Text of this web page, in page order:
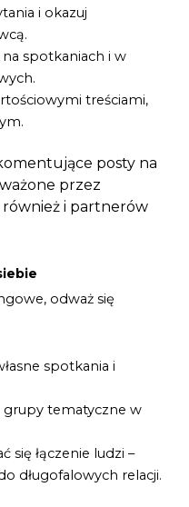
i okazuj
spotkaniach i w
treściami,
posty na
przez
i partnerów
odważ się
spotkania i
grupy tematyczne w
się łączenie ludzi –
długofalowych relacji.